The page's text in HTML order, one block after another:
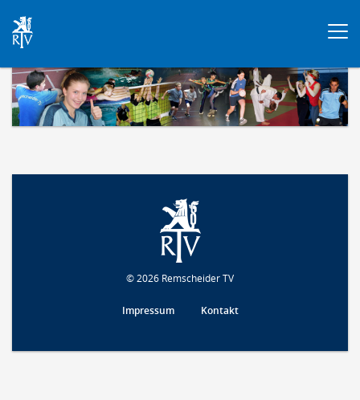
© 2026 Remscheider TV
Impressum Kontakt